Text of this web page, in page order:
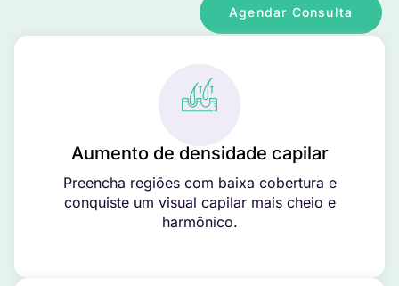
Agendar Consulta
Aumento de densidade capilar
Preencha regiões com baixa cobertura e
conquiste um visual capilar mais cheio e
harmônico.